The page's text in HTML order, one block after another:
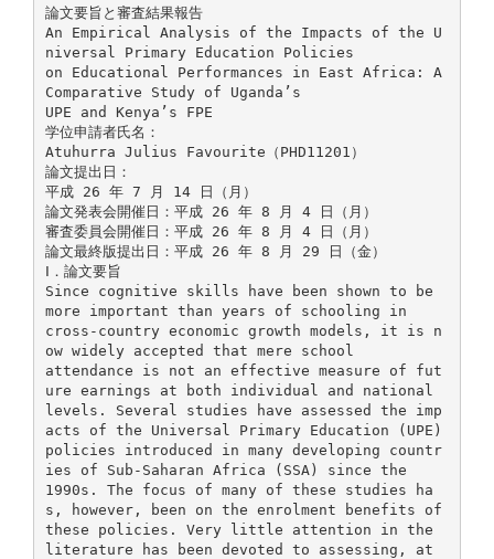
論文要旨と審査結果報告
An Empirical Analysis of the Impacts of the U
niversal Primary Education Policies
on Educational Performances in East Africa: A
Comparative Study of Uganda’s
UPE and Kenya’s FPE
学位申請者氏名：
Atuhurra Julius Favourite（PHD11201）
論文提出日：
平成 26 年 7 月 14 日（月）
論文発表会開催日：平成 26 年 8 月 4 日（月）
審査委員会開催日：平成 26 年 8 月 4 日（月）
論文最終版提出日：平成 26 年 8 月 29 日（金）
Ⅰ．論文要旨
Since cognitive skills have been shown to be
more important than years of schooling in
cross-country economic growth models, it is n
ow widely accepted that mere school
attendance is not an effective measure of fut
ure earnings at both individual and national
levels. Several studies have assessed the imp
acts of the Universal Primary Education (UPE)
policies introduced in many developing countr
ies of Sub-Saharan Africa (SSA) since the
1990s. The focus of many of these studies ha
s, however, been on the enrolment benefits of
these policies. Very little attention in the
literature has been devoted to assessing, at